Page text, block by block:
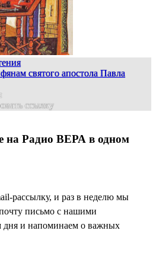
святого апостола Павла
на Радио ВЕРА в одном
рассылку, и раз в неделю мы
письмо с нашими
дня и напоминаем о важных